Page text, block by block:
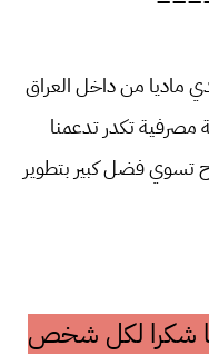
ماديا من داخل العراق
تكدر تدعمنا
1 الف دينار راح تسوي فضل كبير بتطوير
شكرا لكل شخص